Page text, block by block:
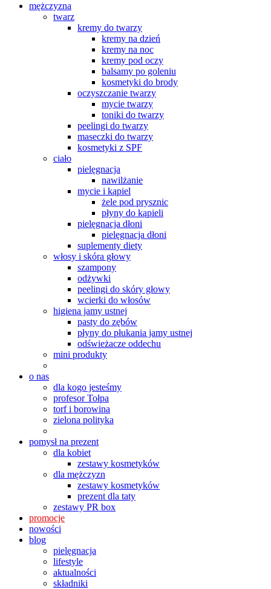
mężczyzna
twarz
kremy do twarzy
kremy na dzień
kremy na noc
kremy pod oczy
balsamy po goleniu
kosmetyki do brody
oczyszczanie twarzy
mycie twarzy
toniki do twarzy
peelingi do twarzy
maseczki do twarzy
kosmetyki z SPF
ciało
pielęgnacja
nawilżanie
mycie i kąpiel
żele pod prysznic
płyny do kąpieli
pielęgnacja dłoni
pielęgnacja dłoni
suplementy diety
włosy i skóra głowy
szampony
odżywki
peelingi do skóry głowy
wcierki do włosów
higiena jamy ustnej
pasty do zębów
płyny do płukania jamy ustnej
odświeżacze oddechu
mini produkty
o nas
dla kogo jesteśmy
profesor Tołpa
torf i borowina
zielona polityka
pomysł na prezent
dla kobiet
zestawy kosmetyków
dla mężczyzn
zestawy kosmetyków
prezent dla taty
zestawy PR box
promocje
nowości
blog
pielęgnacja
lifestyle
aktualności
składniki